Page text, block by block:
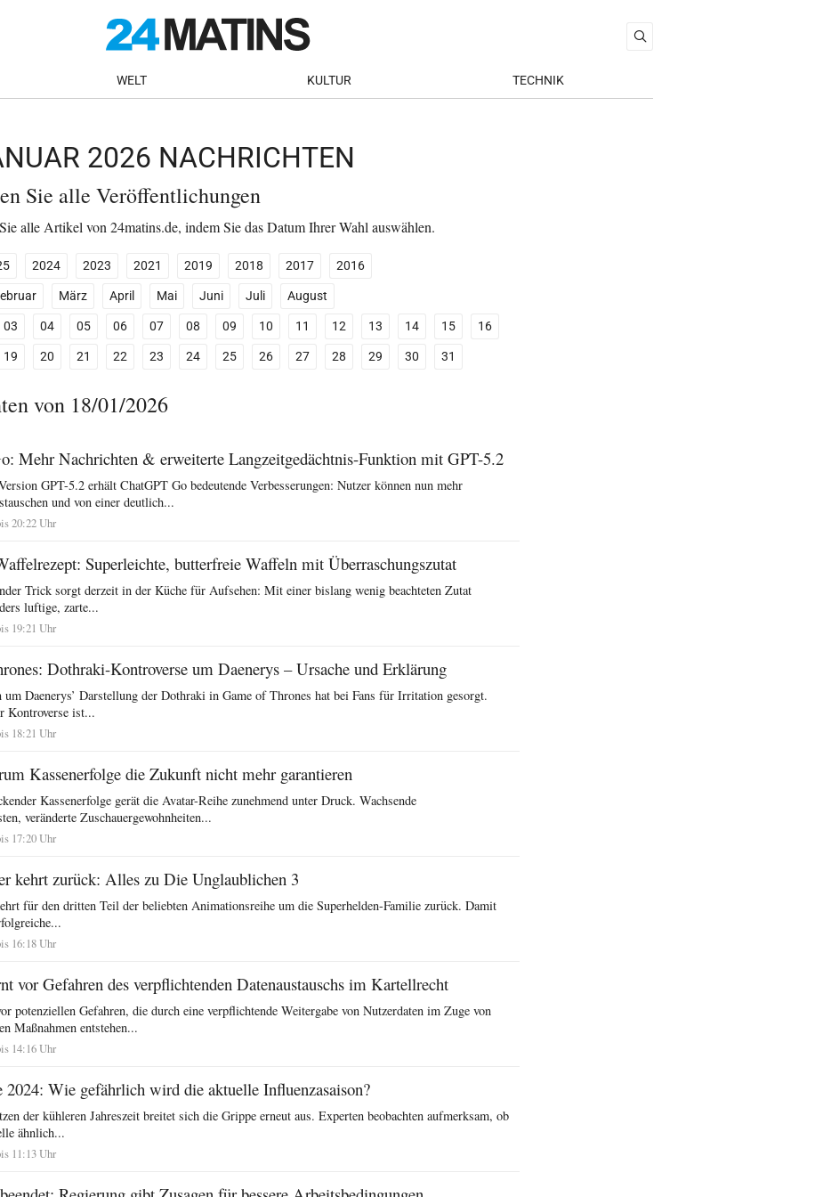
WELT KULTUR TECHNIK
2026 NACHRICHTEN
Sie alle Veröffentlichungen
alle Artikel von 24matins.de, indem Sie das Datum Ihrer Wahl auswählen.
2024 2023 2021 2019 2018 2017
2016
März April Mai Juni Juli
August
03 04 05 06 07 08 09 10 11 12 13 14 15
16
19 20 21 22 23 24 25 26 27 28 29 30 31
von 18/01/2026
Mehr Nachrichten & erweiterte Langzeitgedächtnis-Funktion mit GPT-5.2
GPT-5.2 erhält ChatGPT Go bedeutende Verbesserungen: Nutzer können nun mehr
und von einer deutlich...
20:22 Uhr
Superleichte, butterfreie Waffeln mit Überraschungszutat
Trick sorgt derzeit in der Küche für Aufsehen: Mit einer bislang wenig beachteten Zutat
luftige, zarte...
19:21 Uhr
Dothraki-Kontroverse um Daenerys – Ursache und Erklärung
Daenerys’ Darstellung der Dothraki in Game of Thrones hat bei Fans für Irritation gesorgt.
Kontroverse ist...
18:21 Uhr
Kassenerfolge die Zukunft nicht mehr garantieren
Kassenerfolge gerät die Avatar-Reihe zunehmend unter Druck. Wachsende
veränderte Zuschauergewohnheiten...
17:20 Uhr
kehrt zurück: Alles zu Die Unglaublichen 3
für den dritten Teil der beliebten Animationsreihe um die Superhelden-Familie zurück. Damit
16:18 Uhr
vor Gefahren des verpflichtenden Datenaustauschs im Kartellrecht
potenziellen Gefahren, die durch eine verpflichtende Weitergabe von Nutzerdaten im Zuge von
Maßnahmen entstehen...
14:16 Uhr
2024: Wie gefährlich wird die aktuelle Influenzasaison?
der kühleren Jahreszeit breitet sich die Grippe erneut aus. Experten beobachten aufmerksam, ob
ähnlich...
11:13 Uhr